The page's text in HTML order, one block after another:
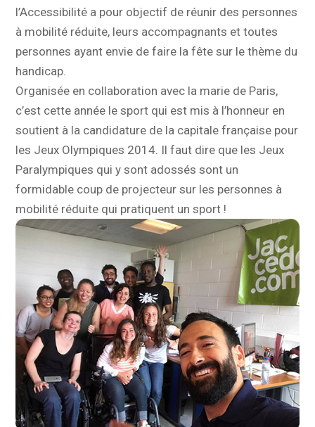
l’Accessibilité a pour objectif de réunir des personnes
à mobilité réduite, leurs accompagnants et toutes
personnes ayant envie de faire la fête sur le thème du
handicap.
Organisée en collaboration avec la marie de Paris,
c’est cette année le sport qui est mis à l’honneur en
soutient à la candidature de la capitale française pour
les Jeux Olympiques 2014. Il faut dire que les Jeux
Paralympiques qui y sont adossés sont un
formidable coup de projecteur sur les personnes à
mobilité réduite qui pratiquent un sport !